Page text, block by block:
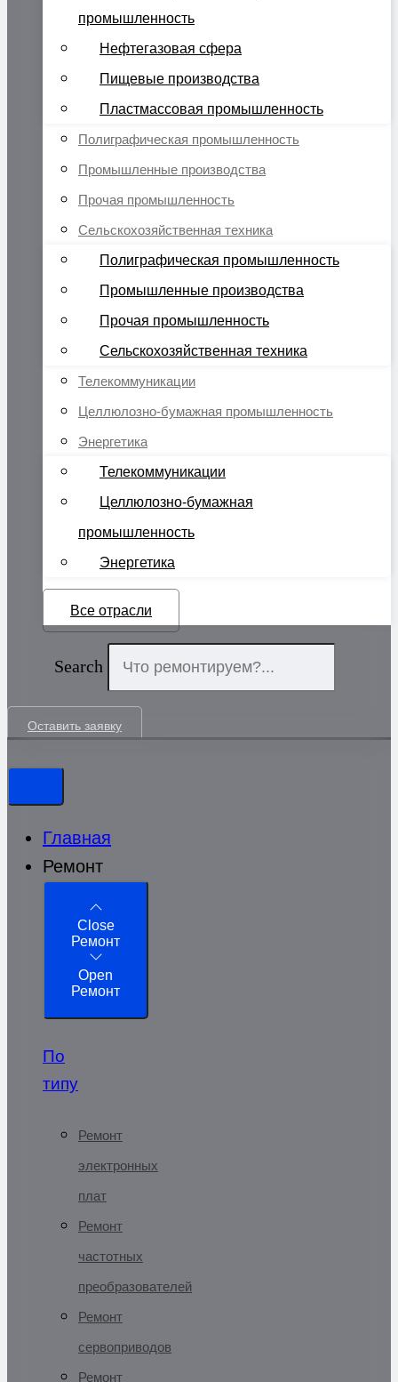
промышленность
Нефтегазовая сфера
Пищевые производства
Пластмассовая промышленность
Полиграфическая промышленность
Промышленные производства
Прочая промышленность
Сельскохозяйственная техника
Полиграфическая промышленность
Промышленные производства
Прочая промышленность
Сельскохозяйственная техника
Телекоммуникации
Целлюлозно-бумажная промышленность
Энергетика
Телекоммуникации
Целлюлозно-бумажная
промышленность
Энергетика
Все отрасли
Search
Оставить заявку
Главная
Ремонт
Close
Ремонт
Open
Ремонт
По
типу
Ремонт
электронных
плат
Ремонт
частотных
преобразователей
Ремонт
сервоприводов
Ремонт